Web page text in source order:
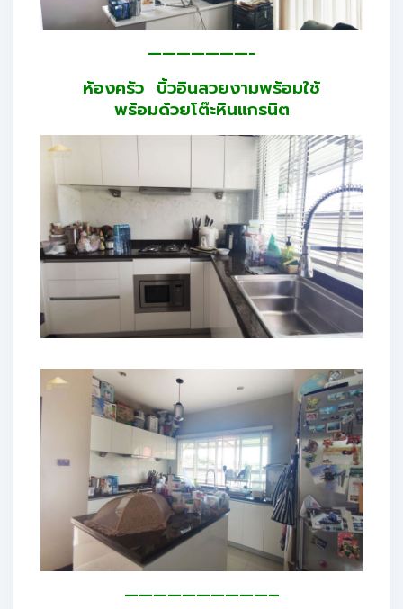
———————-
ห้องครัว บิ้วอินสวยงามพร้อมใช้
พร้อมด้วยโต๊ะหินแกรนิต
——————————–